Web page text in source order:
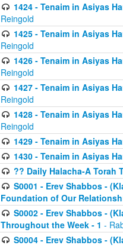
1424 - Tenaim in Asiyas
Reingold
1425 - Tenaim in Asiyas
Reingold
1426 - Tenaim in Asiyas
Reingold
1427 - Tenaim in Asiyas
Reingold
1428 - Tenaim in Asiyas
Reingold
1429 - Tenaim in Asiyas
1430 - Tenaim in Asiyas
?? Daily Halacha-A Torah
S0001 - Erev Shabbos -
Foundation of Our
S0002 - Erev Shabbos -
Throughout the Week - 1 -
S0004 - Erev Shabbos -